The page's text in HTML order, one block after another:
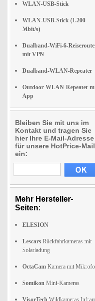
WLAN-USB-Stick
WLAN-USB-Stick (1.200
Mbit/s)
Dualband-WiFi-6-
mit VPN
Dualband-WLAN-Repeater
Outdoor-WLAN-Repeater
App
Bleiben Sie mit uns im
Kontakt und tragen Sie
hier Ihre E-Mail-Adresse
für unsere HotPrice-Mail
ein:
Mehr Hersteller-
Seiten:
ELESION
Lescars Rückfahrkameras mit
Solarladung
OctaCam Kamera mit
Somikon Mini-Kameras
VisorTech Wildkameras